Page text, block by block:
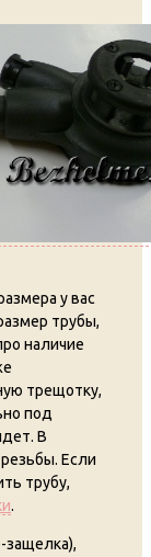
у вас
трубы,
наличие
трещотку,
под
В
Если
трубу,
.
защелка),